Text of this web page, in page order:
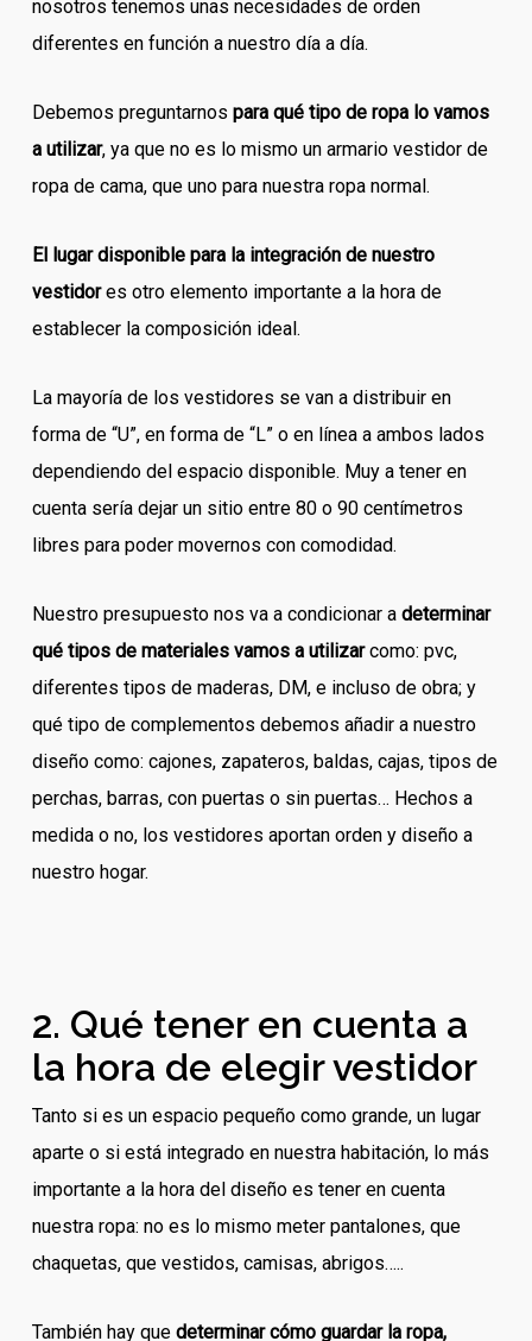
nosotros tenemos unas necesidades de orden
diferentes en función a nuestro día a día.
Debemos preguntarnos para qué tipo de ropa lo vamos
a utilizar, ya que no es lo mismo un armario vestidor de
ropa de cama, que uno para nuestra ropa normal.
El lugar disponible para la integración de nuestro
vestidores otro elemento importante a la hora de
establecer la composición ideal.
La mayoría de los vestidores se van a distribuir en
forma de “U”, en forma de “L” o en línea a ambos lados
dependiendo del espacio disponible. Muy a tener en
cuenta sería dejar un sitio entre 80 o 90 centímetros
libres para poder movernos con comodidad.
Nuestro presupuesto nos va a condicionar a determinar
qué tipos de materiales vamos a utilizarcomo: pvc,
diferentes tipos de maderas, DM, e incluso de obra; y
qué tipo de complementos debemos añadir a nuestro
diseño como: cajones, zapateros, baldas, cajas, tipos de
perchas, barras, con puertas o sin puertas… Hechos a
medida o no, los vestidores aportan orden y diseño a
nuestro hogar.
2. Qué tener en cuenta a
la hora de elegir vestidor
Tanto si es un espacio pequeño como grande, un lugar
aparte o si está integrado en nuestra habitación, lo más
importante a la hora del diseño es tener en cuenta
nuestra ropa: no es lo mismo meter pantalones, que
chaquetas, que vestidos, camisas, abrigos…..
También hay que determinar cómo guardar la ropa,